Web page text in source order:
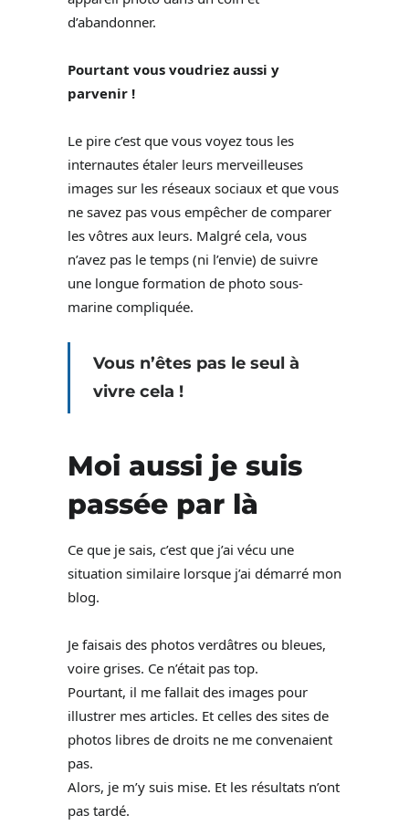
d’abandonner.
Pourtant vous voudriez aussi y
parvenir !
Le pire c’est que vous voyez tous les
internautes étaler leurs merveilleuses
images sur les réseaux sociaux et que vous
ne savez pas vous empêcher de comparer
les vôtres aux leurs. Malgré cela, vous
n’avez pas le temps (ni l’envie) de suivre
une longue formation de photo sous-
marine compliquée.
Vous n’êtes pas le seul à
vivre cela !
Moi aussi je suis
passée par là
Ce que je sais, c’est que j’ai vécu une
situation similaire lorsque j’ai démarré mon
blog.
Je faisais des photos verdâtres ou bleues,
voire grises. Ce n’était pas top.
Pourtant, il me fallait des images pour
illustrer mes articles. Et celles des sites de
photos libres de droits ne me convenaient
pas.
Alors, je m’y suis mise. Et les résultats n’ont
pas tardé.